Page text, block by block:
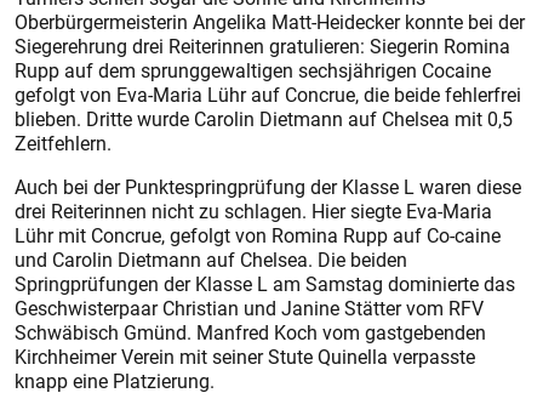
Oberbürgermeisterin Angelika Matt-Heidecker konnte bei der
Siegerehrung drei Reiterinnen gratulieren: Siegerin Romina
Rupp auf dem sprunggewaltigen sechsjährigen Cocaine
gefolgt von Eva-Maria Lühr auf Concrue, die beide fehlerfrei
blieben. Dritte wurde Carolin Dietmann auf Chelsea mit 0,5
Zeitfehlern.
Auch bei der Punktespringprüfung der Klasse L waren diese
drei Reiterinnen nicht zu schlagen. Hier siegte Eva-Maria
Lühr mit Concrue, gefolgt von Romina Rupp auf Co-caine
und Carolin Dietmann auf Chelsea. Die beiden
Springprüfungen der Klasse L am Samstag dominierte das
Geschwisterpaar Christian und Janine Stätter vom RFV
Schwäbisch Gmünd. Manfred Koch vom gastgebenden
Kirchheimer Verein mit seiner Stute Quinella verpasste
knapp eine Platzierung.